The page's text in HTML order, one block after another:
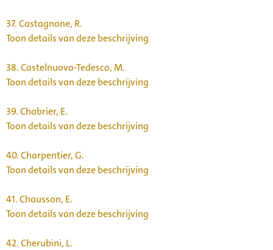
37.Castagnone, R.
Toon details van deze beschrijving
38.Castelnuovo-Tedesco, M.
Toon details van deze beschrijving
39.Chabrier, E.
Toon details van deze beschrijving
40.Charpentier, G.
Toon details van deze beschrijving
41.Chausson, E.
Toon details van deze beschrijving
42.Cherubini, L.